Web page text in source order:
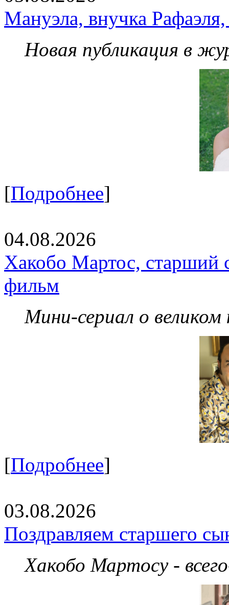
Мануэла, внучка
Новая публикация в
[Подробнее]
04.08.2026
Хакобо Мартос, старший
фильм
Мини-сериал о великом
[Подробнее]
03.08.2026
Поздравляем старшего
Хакобо Мартосу -